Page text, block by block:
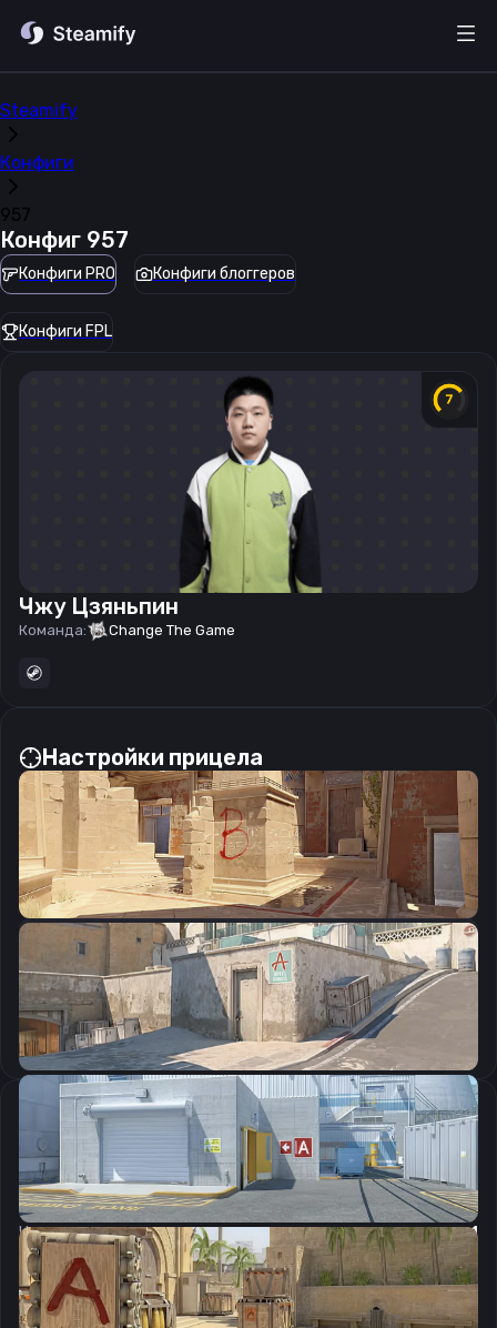
Steamify
Конфиги
957
Конфиг 957
Конфиги PRO Конфиги блоггеров
Конфиги FPL
Чжу Цзяньпин
Команда: Change The Game
Настройки прицела
CSGO-jUJZd-5ZYta-4cGdL-dxoWC-8MUnB
Скопировать
Настройки мыши
DPI:
800
Чувствительность мыши в игре:
1
Чувствительность мыши в зуме:
1
Чувствительность мыши в Windows:
6/11
Ускорение мыши:
0